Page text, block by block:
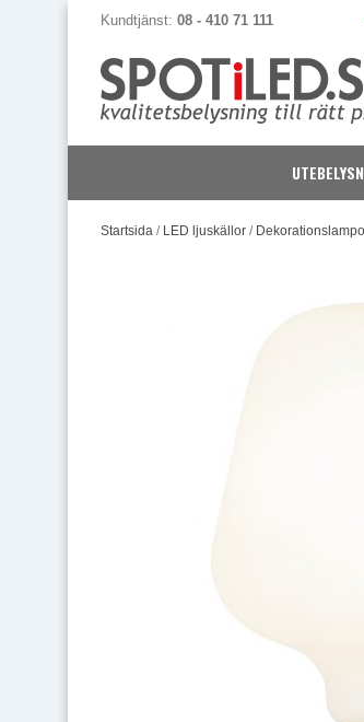
Kundtjänst: 08 - 410 71 111
Startsida / LED ljuskällor /